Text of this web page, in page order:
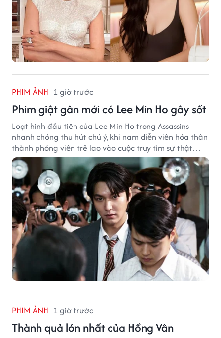
PHIM ẢNH 1 giờ trước
Phim giật gân mới có Lee Min Ho gây sốt
Loạt hình đầu tiên của Lee Min Ho trong Assassins
nhanh chóng thu hút chú ý, khi nam diễn viên hóa thân
thành phóng viên trẻ lao vào cuộc truy tìm sự thật
phía sau một vụ ám sát gây chấn động Hàn Quốc.
PHIM ẢNH 1 giờ trước
Thành quả lớn nhất của Hồng Vân